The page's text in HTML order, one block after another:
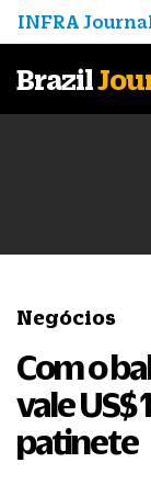
INFRA
Brazil
Negócios
Com o
vale US$
patinete